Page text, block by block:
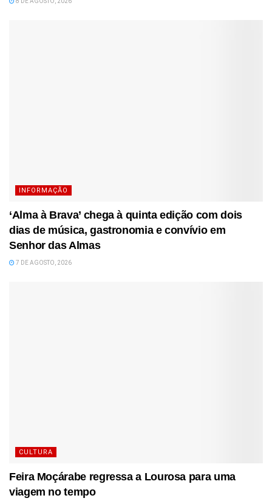
INFORMAÇÃO
‘Alma à Brava’ chega à quinta edição com dois
dias de música, gastronomia e convívio em
Senhor das Almas
7 DE AGOSTO, 2026
CULTURA
Feira Moçárabe regressa a Lourosa para uma
viagem no tempo